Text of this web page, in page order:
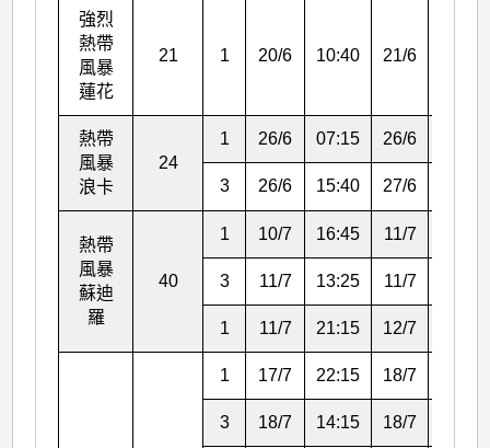
強烈
熱帶
風暴
蓮花
21 1 20/6 10:40 21/6
熱帶
風暴
浪卡
24
1 26/6 07:15 26/6
3 26/6 15:40 27/6
熱帶
風暴
蘇迪
羅
40
1 10/7 16:45 11/7
3 11/7 13:25 11/7
1 11/7 21:15 12/7
1 17/7 22:15 18/7
3 18/7 14:15 18/7